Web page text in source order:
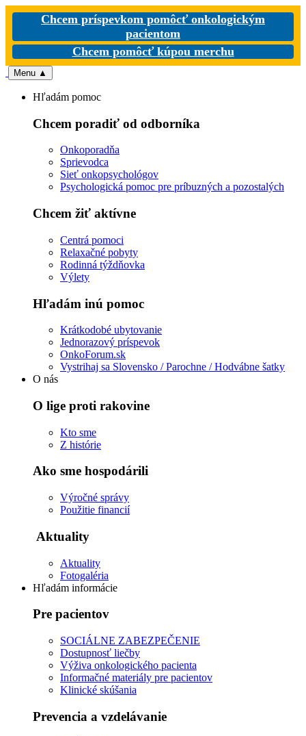
Chcem príspevkom pomôcť onkologickým
pacientom
Chcem pomôcť kúpou merchu
Menu ▲
Hľadám pomoc
Chcem poradiť od odborníka
Onkoporadňa
Sprievodca
Sieť onkopsychológov
Psychologická pomoc pre príbuzných a pozostalých
Chcem žiť aktívne
Centrá pomoci
Relaxačné pobyty
Rodinná týždňovka
Výlety
Hľadám inú pomoc
Krátkodobé ubytovanie
Jednorazový príspevok
OnkoForum.sk
Vystrihaj sa Slovensko / Parochne / Hodvábne šatky
O nás
O lige proti rakovine
Kto sme
Z histórie
Ako sme hospodárili
Výročné správy
Použitie financií
Aktuality
Aktuality
Fotogaléria
Hľadám informácie
Pre pacientov
SOCIÁLNE ZABEZPEČENIE
Dostupnosť liečby
Výživa onkologického pacienta
Informačné materiály pre pacientov
Klinické skúšania
Prevencia a vzdelávanie